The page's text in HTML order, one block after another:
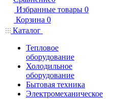
Избранные товары 0
Корзина 0
Каталог
Тепловое
оборудование
Холодильное
оборудование
Бытовая техника
Электромеханическое